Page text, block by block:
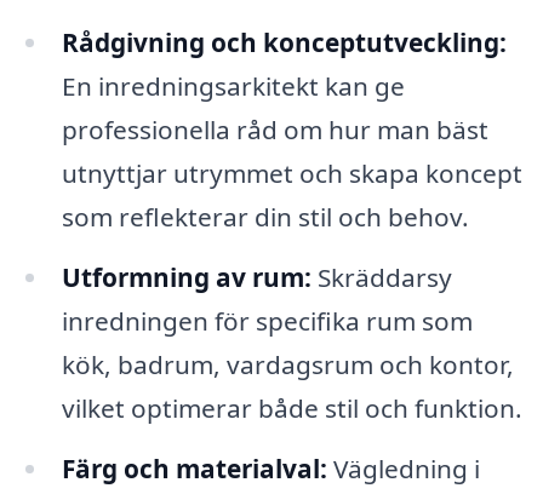
Rådgivning och konceptutveckling:
En inredningsarkitekt kan ge
professionella råd om hur man bäst
utnyttjar utrymmet och skapa koncept
som reflekterar din stil och behov.
Utformning av rum: Skräddarsy
inredningen för specifika rum som
kök, badrum, vardagsrum och kontor,
vilket optimerar både stil och funktion.
Färg och materialval: Vägledning i